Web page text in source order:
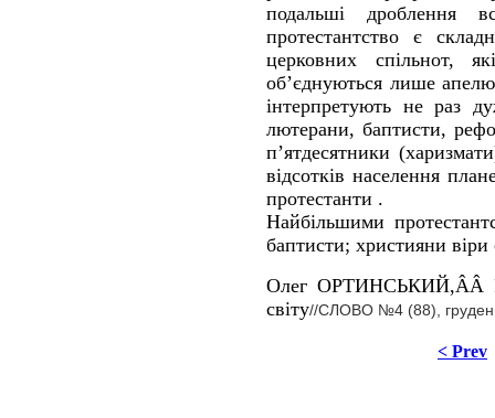
подальші дроблення
протестантство є
церковних спільнот,
об’єднуються лише
інтерпретують не раз
лютерани, баптисти,
п’ятдесятники
відсотків населення
протестанти .
Найбільшими
баптисти; християни віри
Олег ОРТИНСЬКИЙ,ÂÂ
світу//СЛОВО №4 (88),
< Prev